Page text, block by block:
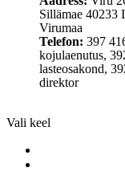
Sillämae 40233
Virumaa
Telefon: 397
kojulaenutus,
lasteosakond,
direktor
Vali keel